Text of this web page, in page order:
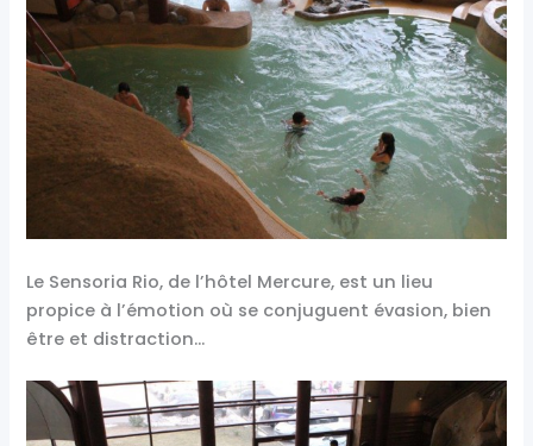
Le Sensoria Rio, de l’hôtel Mercure, est un lieu
propice à l’émotion où se conjuguent évasion, bien
être et distraction…